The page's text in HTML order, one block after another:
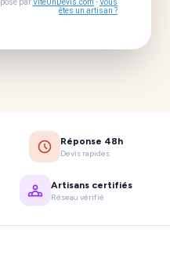
parViteUnDevis.com -Vous
êtes un artisan ?
Réponse 48h
Devis rapides
Artisans certifiés
Réseau vérifié